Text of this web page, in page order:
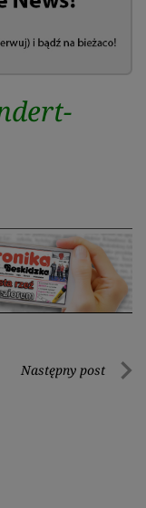
Następny post